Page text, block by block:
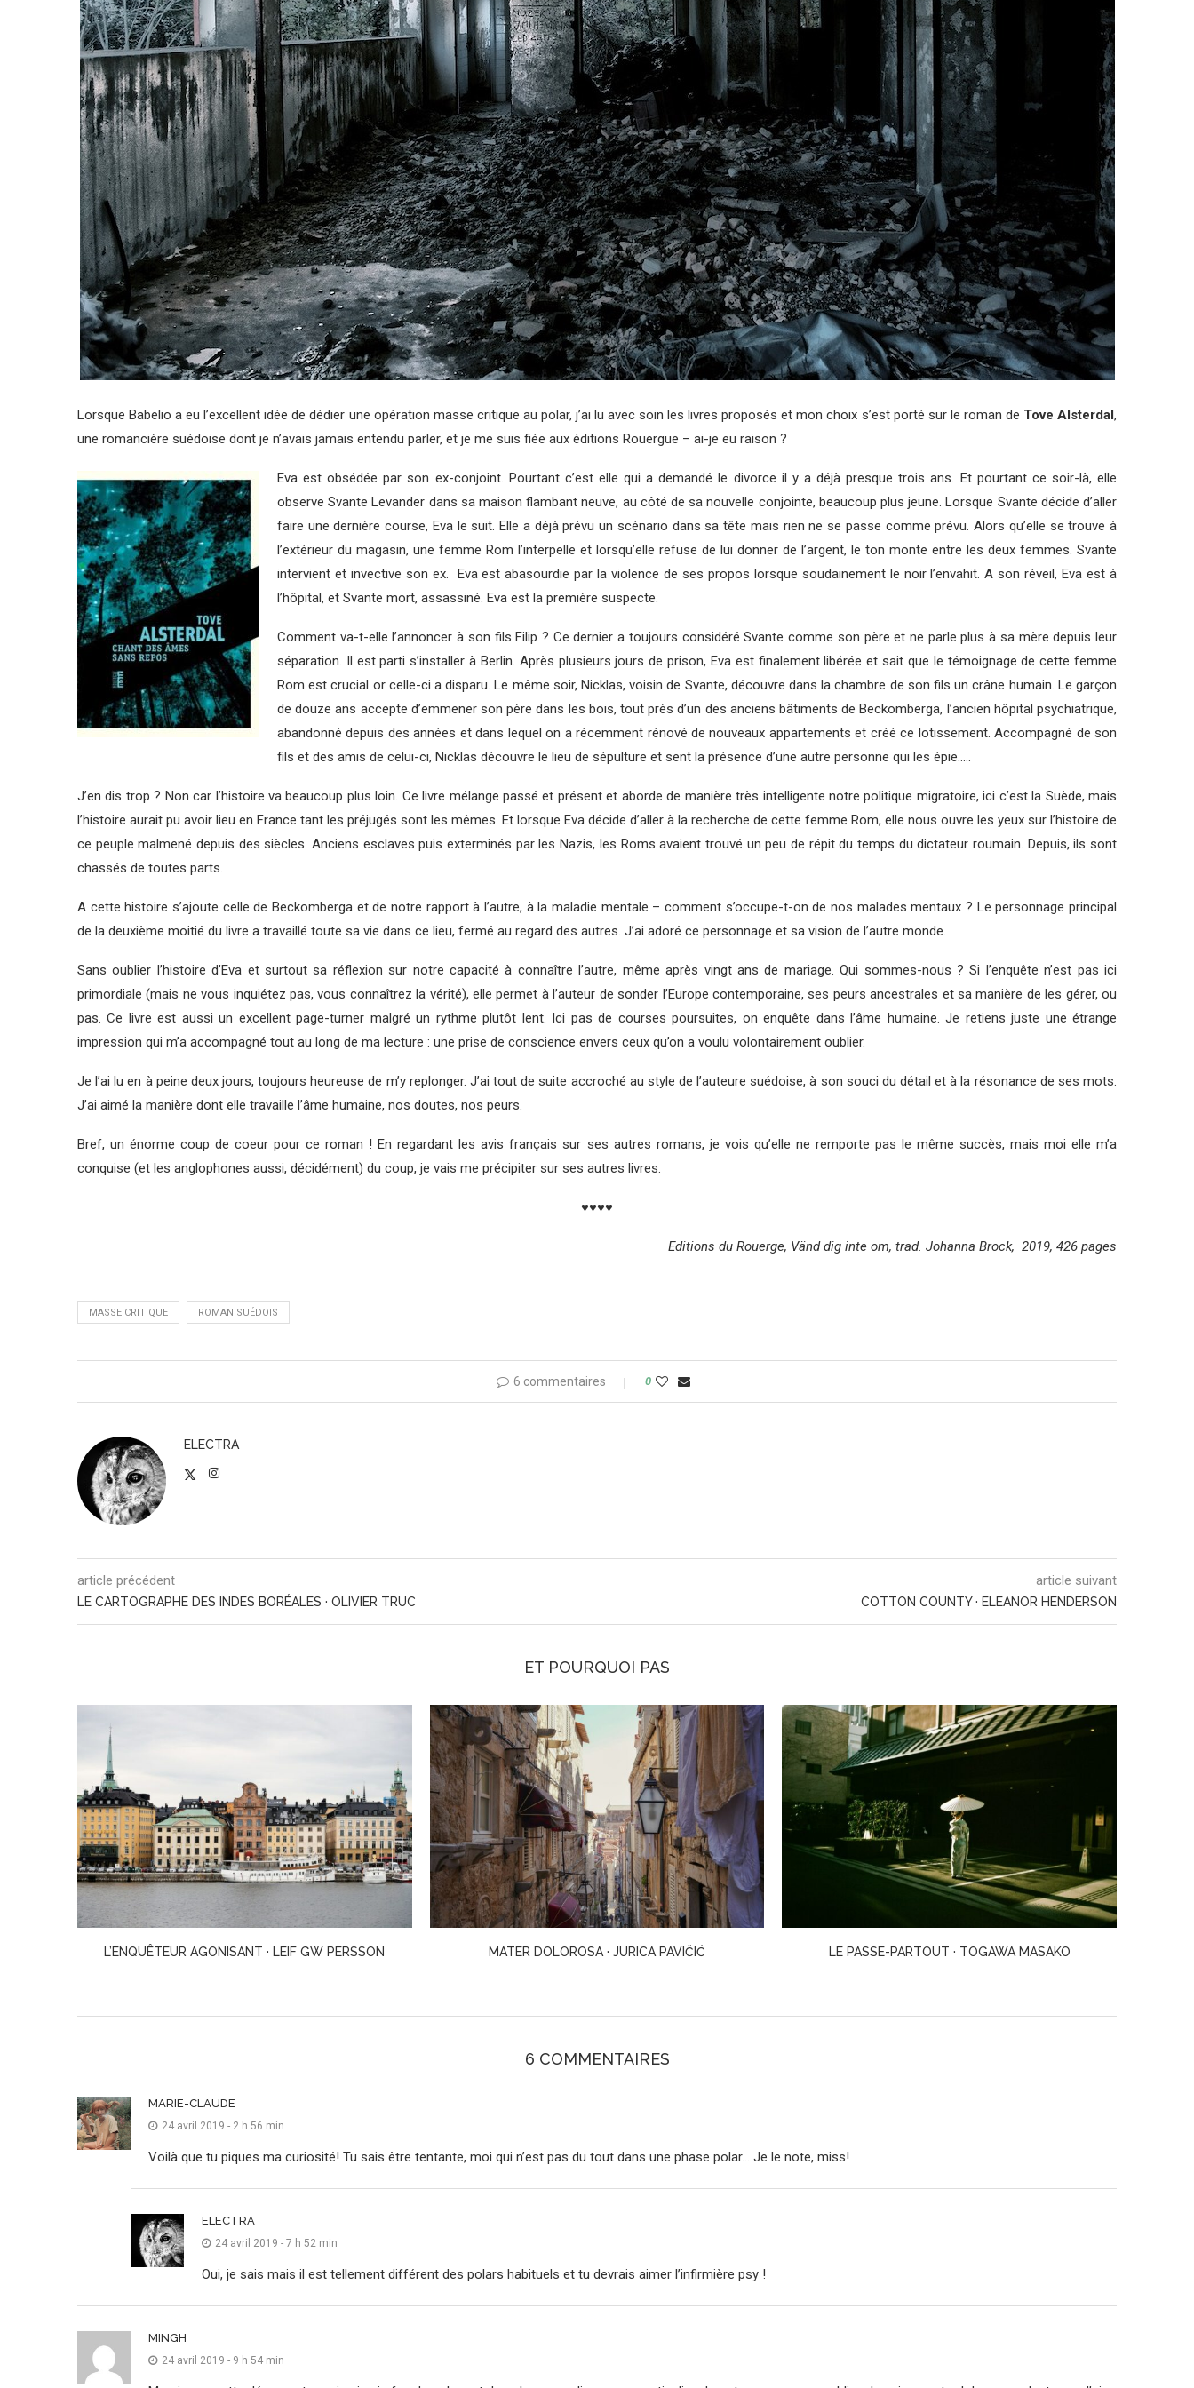
Lorsque Babelio a eu l’excellent idée de dédier une opération masse critique au polar, j’ai lu avec soin les livres proposés et mon choix s’est porté sur le roman de Tove Alsterdal,
une romancière suédoise dont je n’avais jamais entendu parler, et je me suis fiée aux éditions Rouergue – ai-je eu raison ?
Eva est obsédée par son ex-conjoint. Pourtant c’est elle qui a demandé le divorce il y a déjà presque trois ans. Et pourtant ce soir-là, elle
observe Svante Levander dans sa maison flambant neuve, au côté de sa nouvelle conjointe, beaucoup plus jeune. Lorsque Svante décide d’aller
faire une dernière course, Eva le suit. Elle a déjà prévu un scénario dans sa tête mais rien ne se passe comme prévu. Alors qu’elle se trouve à
l’extérieur du magasin, une femme Rom l’interpelle et lorsqu’elle refuse de lui donner de l’argent, le ton monte entre les deux femmes. Svante
intervient et invective son ex. Eva est abasourdie par la violence de ses propos lorsque soudainement le noir l’envahit. A son réveil, Eva est à
l’hôpital, et Svante mort, assassiné. Eva est la première suspecte.
Comment va-t-elle l’annoncer à son fils Filip ? Ce dernier a toujours considéré Svante comme son père et ne parle plus à sa mère depuis leur
séparation. Il est parti s’installer à Berlin. Après plusieurs jours de prison, Eva est finalement libérée et sait que le témoignage de cette femme
Rom est crucial or celle-ci a disparu. Le même soir, Nicklas, voisin de Svante, découvre dans la chambre de son fils un crâne humain. Le garçon
de douze ans accepte d’emmener son père dans les bois, tout près d’un des anciens bâtiments de Beckomberga, l’ancien hôpital psychiatrique,
abandonné depuis des années et dans lequel on a récemment rénové de nouveaux appartements et créé ce lotissement. Accompagné de son
fils et des amis de celui-ci, Nicklas découvre le lieu de sépulture et sent la présence d’une autre personne qui les épie…..
J’en dis trop ? Non car l’histoire va beaucoup plus loin. Ce livre mélange passé et présent et aborde de manière très intelligente notre politique migratoire, ici c’est la Suède, mais
l’histoire aurait pu avoir lieu en France tant les préjugés sont les mêmes. Et lorsque Eva décide d’aller à la recherche de cette femme Rom, elle nous ouvre les yeux sur l’histoire de
ce peuple malmené depuis des siècles. Anciens esclaves puis exterminés par les Nazis, les Roms avaient trouvé un peu de répit du temps du dictateur roumain. Depuis, ils sont
chassés de toutes parts.
A cette histoire s’ajoute celle de Beckomberga et de notre rapport à l’autre, à la maladie mentale – comment s’occupe-t-on de nos malades mentaux ? Le personnage principal
de la deuxième moitié du livre a travaillé toute sa vie dans ce lieu, fermé au regard des autres. J’ai adoré ce personnage et sa vision de l’autre monde.
Sans oublier l’histoire d’Eva et surtout sa réflexion sur notre capacité à connaître l’autre, même après vingt ans de mariage. Qui sommes-nous ? Si l’enquête n’est pas ici
primordiale (mais ne vous inquiétez pas, vous connaîtrez la vérité), elle permet à l’auteur de sonder l’Europe contemporaine, ses peurs ancestrales et sa manière de les gérer, ou
pas. Ce livre est aussi un excellent page-turner malgré un rythme plutôt lent. Ici pas de courses poursuites, on enquête dans l’âme humaine. Je retiens juste une étrange
impression qui m’a accompagné tout au long de ma lecture : une prise de conscience envers ceux qu’on a voulu volontairement oublier.
Je l’ai lu en à peine deux jours, toujours heureuse de m’y replonger. J’ai tout de suite accroché au style de l’auteure suédoise, à son souci du détail et à la résonance de ses mots.
J’ai aimé la manière dont elle travaille l’âme humaine, nos doutes, nos peurs.
Bref, un énorme coup de coeur pour ce roman ! En regardant les avis français sur ses autres romans, je vois qu’elle ne remporte pas le même succès, mais moi elle m’a
conquise (et les anglophones aussi, décidément) du coup, je vais me précipiter sur ses autres livres.
♥♥♥♥
Editions du Rouerge, Vänd dig inte om, trad. Johanna Brock, 2019, 426 pages
MASSE CRITIQUE ROMAN SUÉDOIS
6 commentaires 0
ELECTRA
article précédent
LE CARTOGRAPHE DES INDES BORÉALES · OLIVIER TRUC
article suivant
COTTON COUNTY · ELEANOR HENDERSON
ET POURQUOI PAS
MATER DOLOROSA · JURICA PAVIČIĆ LE PASSE-PARTOUT · TOGAWA MASAKO TOKYO EXPRESS · MATSUMOTO SEICHŌ
6 COMMENTAIRES
MARIE-CLAUDE
24 avril 2019 - 2 h 56 min
Voilà que tu piques ma curiosité! Tu sais être tentante, moi qui n’est pas du tout dans une phase polar… Je le note, miss!
ELECTRA
24 avril 2019 - 7 h 52 min
Oui, je sais mais il est tellement différent des polars habituels et tu devrais aimer l’infirmière psy !
MINGH
24 avril 2019 - 9 h 54 min